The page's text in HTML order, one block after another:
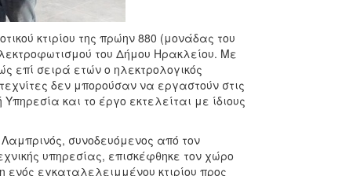
κτιρίου της πρώην 880 (μονάδας του
του Δήμου Ηρακλείου. Με
επί σειρά ετών ο ηλεκτρολογικός
δεν μπορούσαν να εργαστούν στις
και το έργο εκτελείται με ίδιους
συνοδευόμενος από τον
υπηρεσίας, επισκέφθηκε τον χώρο
ενός εγκαταλελειμμένου κτιρίου προς